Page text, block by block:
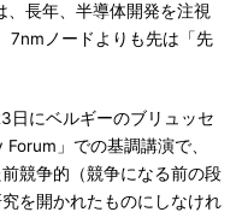
長年、半導体開発を注視
7nmノードよりも先は「先
にベルギーのブリュッセ
」での基調講演で、
競争的（競争になる前の段
を開かれたものにしなけれ